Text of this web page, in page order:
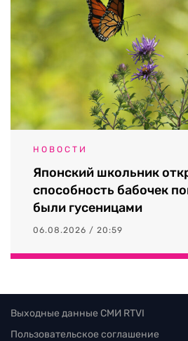
НОВОСТИ
Японский школьник
способность бабочек
были гусеницами
06.08.2026 / 20:59
Выходные данные СМИ RTVI
Пользовательское соглашение